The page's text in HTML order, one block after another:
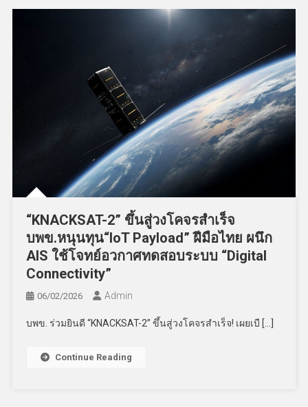
“KNACKSAT-2” ขึ้นสู่วงโคจรสำเร็จ
บพข.หนุนทุน“IoT Payload” ฝีมือไทย ผนึก
AIS ใช้โจทย์อวกาศทดสอบระบบ “Digital
Connectivity”
06/02/2026 Admin
บพข. ร่วมยินดี “KNACKSAT-2” ขึ้นสู่วงโคจรสำเร็จ! เผยเบื […]
Continue Reading